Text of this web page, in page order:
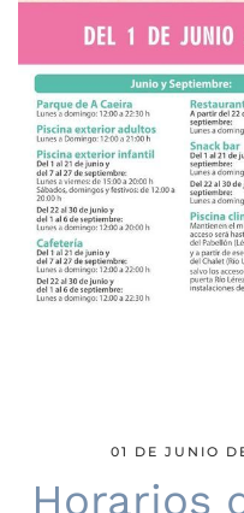
01 DE JUNIO
Horarios